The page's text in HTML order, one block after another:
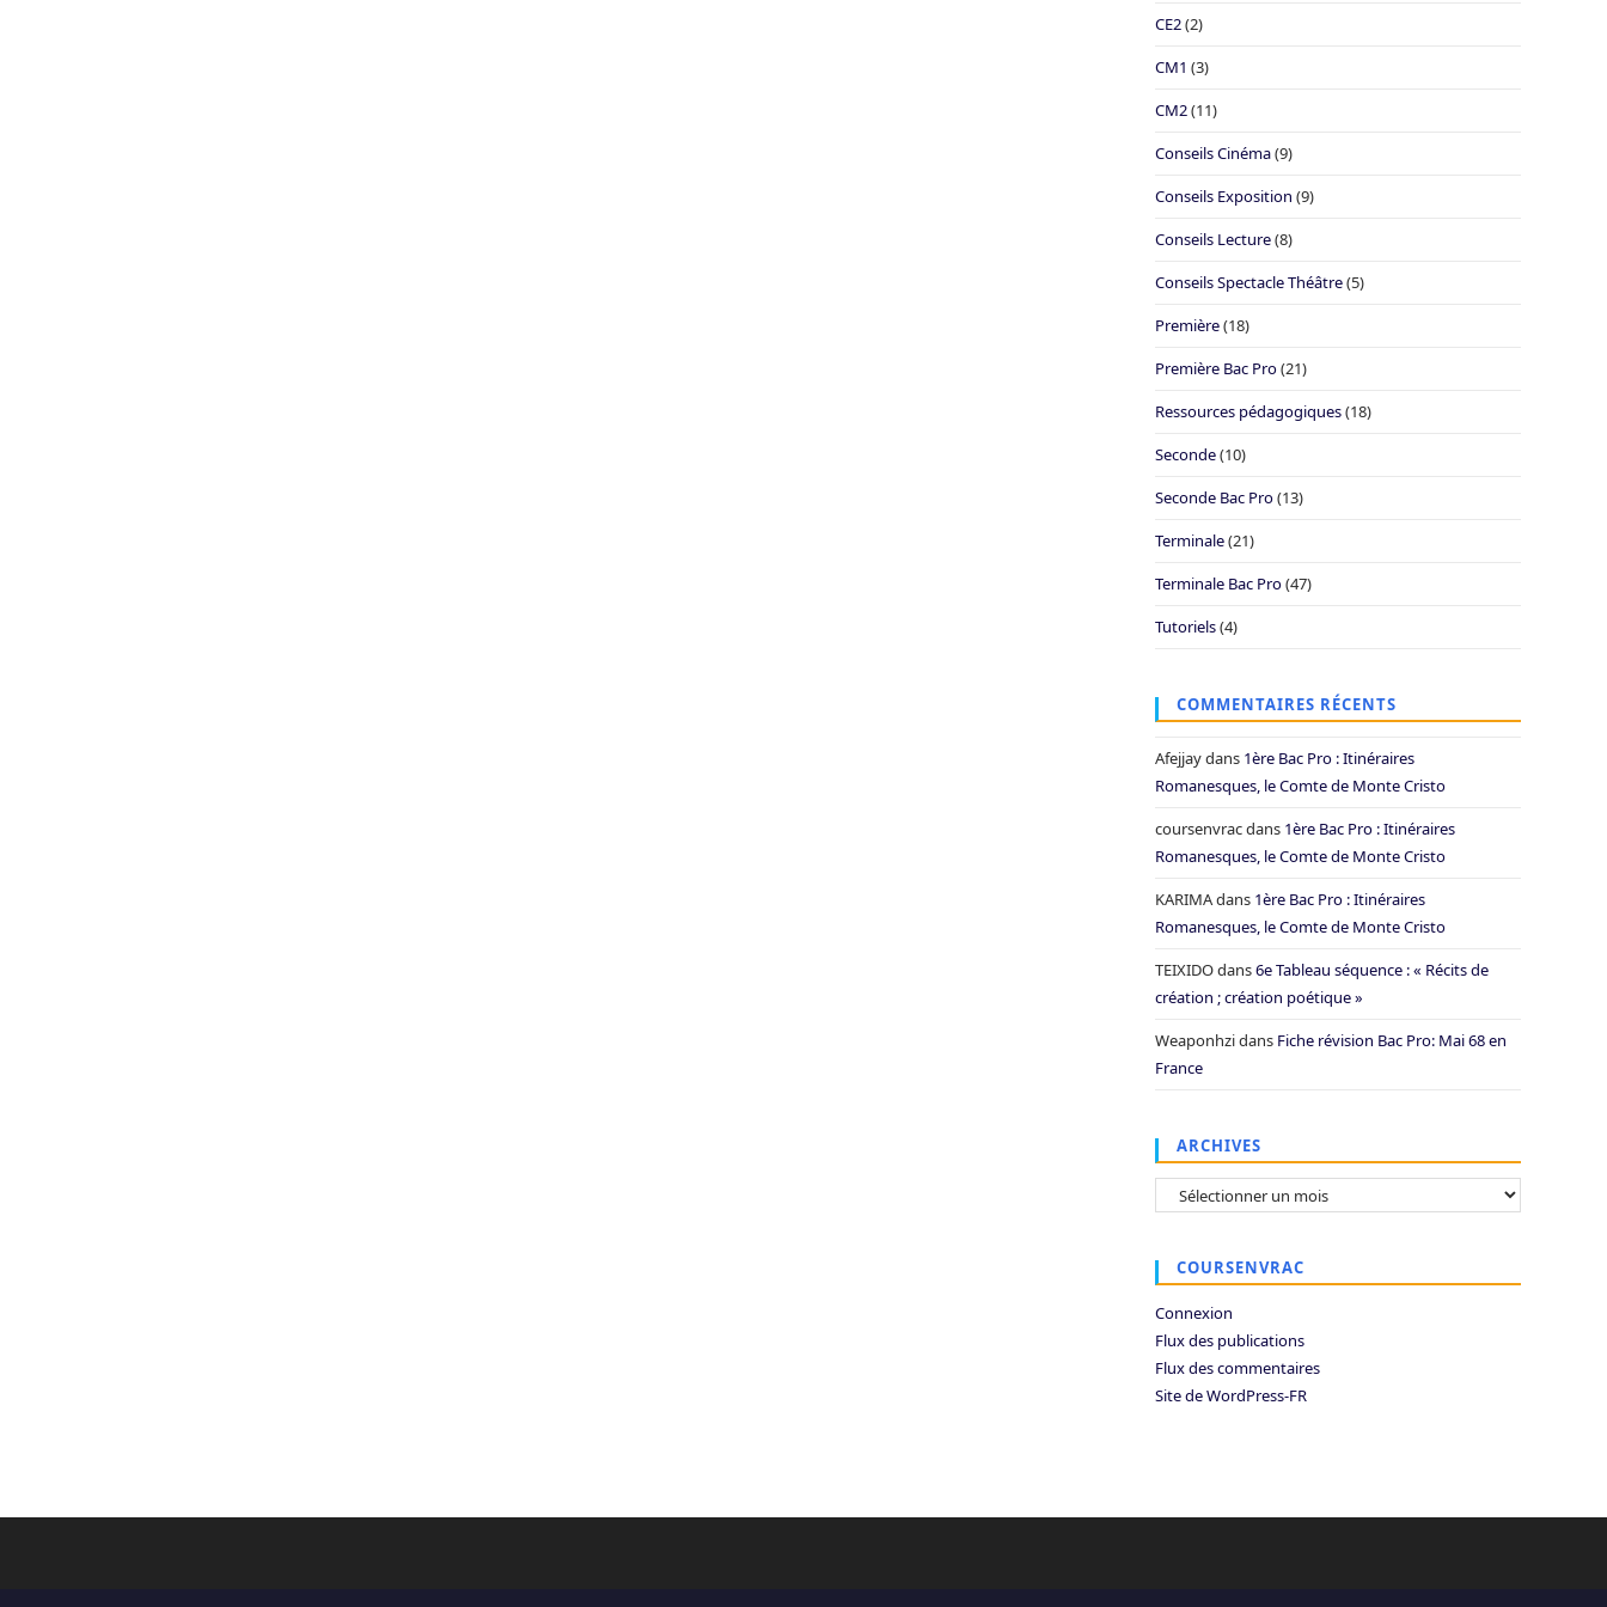
CE2(2)
CM1 (3)
CM2(11)
Conseils Cinéma(9)
Conseils Exposition (9)
Conseils Lecture(8)
Conseils Spectacle Théâtre(5)
Première(18)
Première Bac Pro(21)
Ressources pédagogiques(18)
Seconde(10)
Seconde Bac Pro(13)
Terminale(21)
Terminale Bac Pro(47)
Tutoriels(4)
COMMENTAIRES RÉCENTS
Afejjaydans 1ère Bac Pro : Itinéraires
Romanesques, le Comte de Monte Cristo
coursenvracdans 1ère Bac Pro : Itinéraires
Romanesques, le Comte de Monte Cristo
KARIMAdans 1ère Bac Pro : Itinéraires
Romanesques, le Comte de Monte Cristo
TEIXIDOdans6e Tableau séquence : « Récits de
création ; création poétique »
Weaponhzidans Fiche révision Bac Pro: Mai 68 en
France
ARCHIVES
Archives
COURSENVRAC
Connexion
Flux des publications
Flux des commentaires
Site de WordPress-FR